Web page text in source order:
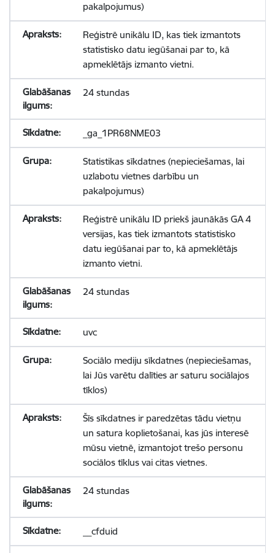
pakalpojumus)
Reģistrē unikālu ID, kas tiek izmantots
statistisko datu iegūšanai par to, kā
apmeklētājs izmanto vietni.
24 stundas
_ga_1PR68NME03
Statistikas sīkdatnes (nepieciešamas, lai
uzlabotu vietnes darbību un
pakalpojumus)
Reģistrē unikālu ID priekš jaunākās GA 4
versijas, kas tiek izmantots statistisko
datu iegūšanai par to, kā apmeklētājs
izmanto vietni.
24 stundas
uvc
Sociālo mediju sīkdatnes (nepieciešamas,
lai Jūs varētu dalīties ar saturu sociālajos
tīklos)
Šīs sīkdatnes ir paredzētas tādu vietņu
un satura koplietošanai, kas jūs interesē
mūsu vietnē, izmantojot trešo personu
sociālos tīklus vai citas vietnes.
24 stundas
__cfduid